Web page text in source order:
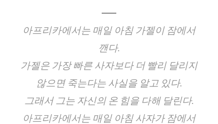
아프리카에서는 매일 아침 가젤이 잠에서
깬다.
가젤은 가장 빠른 사자보다 더 빨리 달리지
않으면 죽는다는 사실을 알고 있다.
그래서 그는 자신의 온 힘을 다해 달린다.
아프리카에서는 매일 아침 사자가 잠에서